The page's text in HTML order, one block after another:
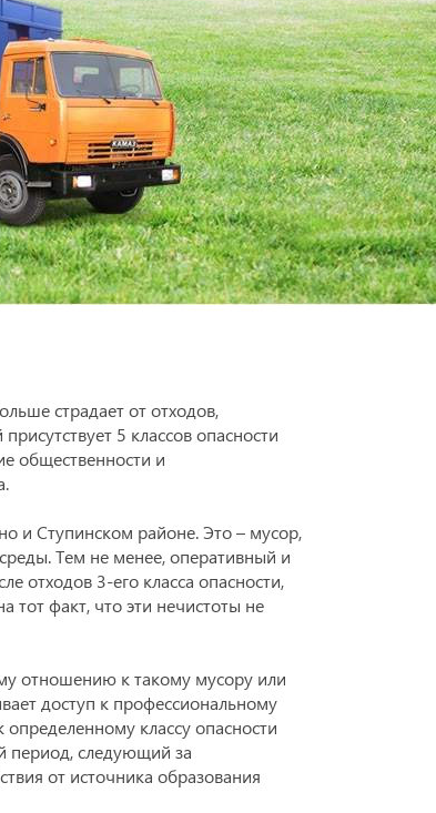
страдает от отходов,
5 классов опасности
общественности и
и Ступинском районе. Это – мусор,
Тем не менее, оперативный и
отходов 3-его класса опасности,
тот факт, что эти нечистоты не
отношению к такому мусору или
доступ к профессиональному
классу опасности
период, следующий за
от источника образования